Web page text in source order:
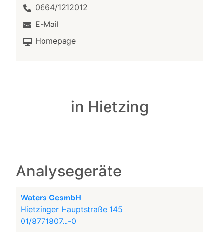
0664/1212012
E-Mail
Homepage
in Hietzing
Analysegeräte
Waters GesmbH
Hietzinger Hauptstraße 145
01/8771807...-0